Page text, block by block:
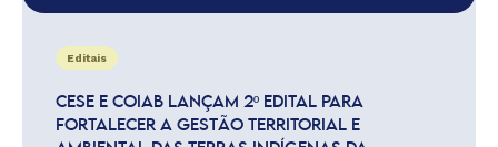
Editais
CESE E COIAB LANÇAM 2º EDITAL PARA
FORTALECER A GESTÃO TERRITORIAL E